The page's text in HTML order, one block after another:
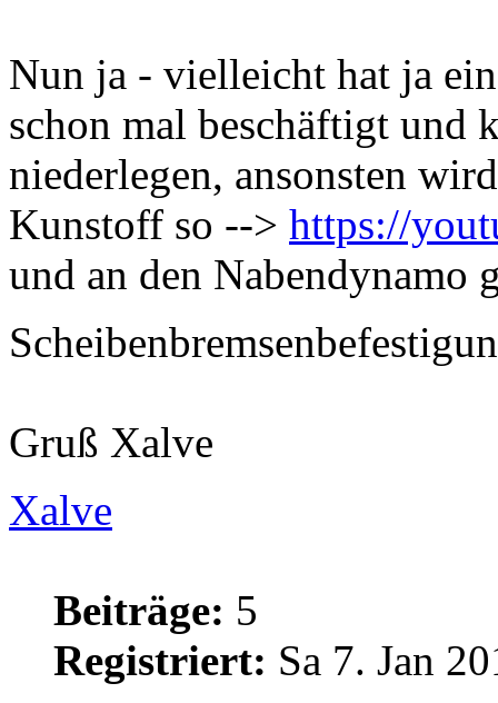
Nun ja - vielleicht hat ja
schon mal beschäftigt und
niederlegen, ansonsten
Kunstoff so --> https://
und an den Nabendynamo
Gruß Xalve
Xalve
Beiträge: 5
Registriert: Sa 7. Jan